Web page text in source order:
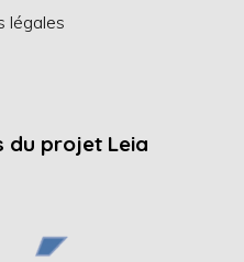
légales
du projet Leia